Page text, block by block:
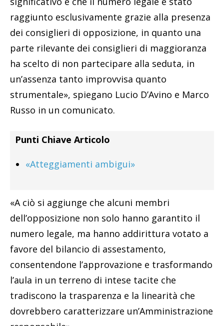
raggiunto esclusivamente grazie alla presenza
dei consiglieri di opposizione, in quanto una
parte rilevante dei consiglieri di maggioranza
ha scelto di non partecipare alla seduta, in
un’assenza tanto improvvisa quanto
strumentale», spiegano Lucio D’Avino e Marco
Russo in un comunicato.
Punti Chiave Articolo
«Atteggiamenti ambigui»
«A ciò si aggiunge che alcuni membri
dell’opposizione non solo hanno garantito il
numero legale, ma hanno addirittura votato a
favore del bilancio di assestamento,
consentendone l’approvazione e trasformando
l’aula in un terreno di intese tacite che
tradiscono la trasparenza e la linearità che
dovrebbero caratterizzare un’Amministrazione